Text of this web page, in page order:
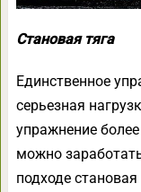
Становая тяга
Единственное
серьезная
упражнение
можно
подходе